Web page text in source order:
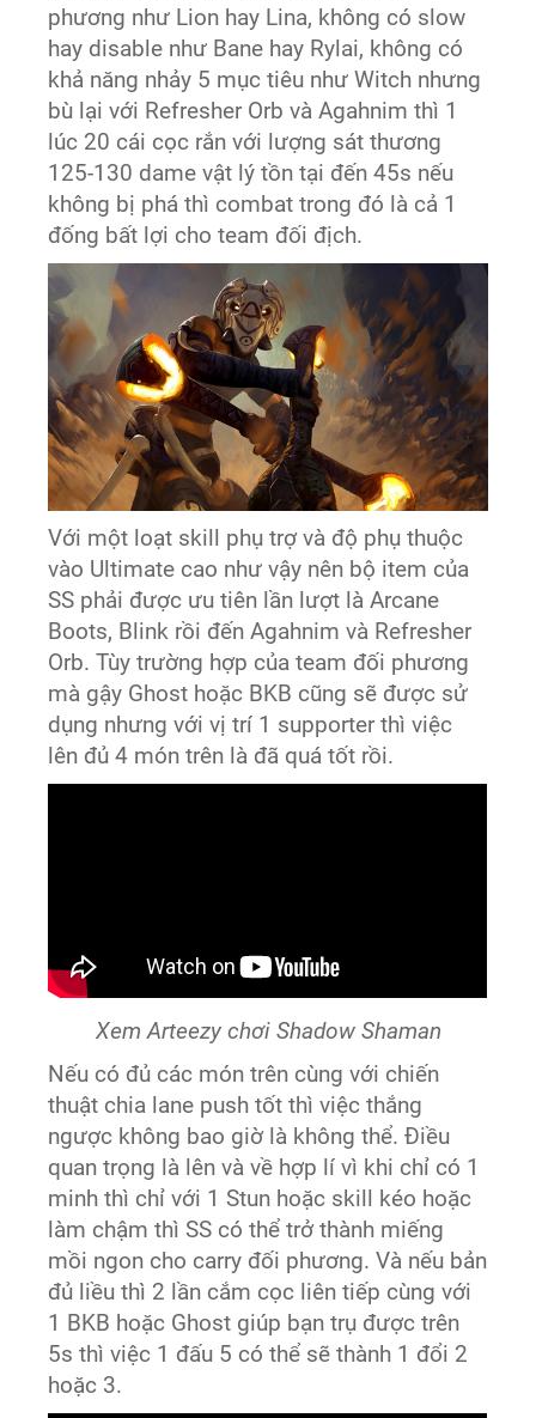
phương như Lion hay Lina, không có slow
hay disable như Bane hay Rylai, không có
khả năng nhảy 5 mục tiêu như Witch nhưng
bù lại với Refresher Orb và Agahnim thì 1
lúc 20 cái cọc rắn với lượng sát thương
125-130 dame vật lý tồn tại đến 45s nếu
không bị phá thì combat trong đó là cả 1
đống bất lợi cho team đối địch.
Với một loạt skill phụ trợ và độ phụ thuộc
vào Ultimate cao như vậy nên bộ item của
SS phải được ưu tiên lần lượt là Arcane
Boots, Blink rồi đến Agahnim và Refresher
Orb. Tùy trường hợp của team đối phương
mà gậy Ghost hoặc BKB cũng sẽ được sử
dụng nhưng với vị trí 1 supporter thì việc
lên đủ 4 món trên là đã quá tốt rồi.
Xem Arteezy chơi Shadow Shaman
Nếu có đủ các món trên cùng với chiến
thuật chia lane push tốt thì việc thắng
ngược không bao giờ là không thể. Điều
quan trọng là lên và về hợp lí vì khi chỉ có 1
minh thì chỉ với 1 Stun hoặc skill kéo hoặc
làm chậm thì SS có thể trở thành miếng
mồi ngon cho carry đối phương. Và nếu bản
đủ liều thì 2 lần cắm cọc liên tiếp cùng với
1 BKB hoặc Ghost giúp bạn trụ được trên
5s thì việc 1 đấu 5 có thể sẽ thành 1 đổi 2
hoặc 3.